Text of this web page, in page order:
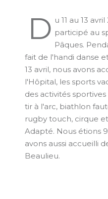
D u 11 au 13
participé au
Pâques.
fait de l'handi danse
13 avril, nous avons
l'Hôpital, les sports
des activités
tir à l'arc, biathlon
rugby touch, cirque
Adapté. Nous étions
avons aussi accueilli
Beaulieu.